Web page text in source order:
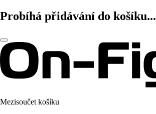
Probíhá přidávání do košíku...
Mezisoučet košíku